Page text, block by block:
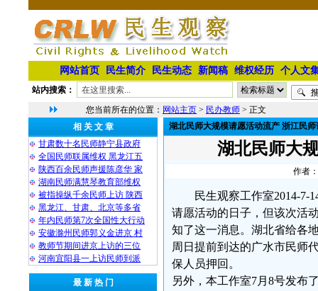
网站首页 民生简介 民生动态 新闻稿 维权经历 个人文
站内搜索：
您当前所在的位置： 网站主页 > 民办教师 > 正文
相 关 文 章
甘肃数十名民师静宁县政府
全国民师联属维权 黑龙江五
陕西百余民师声援陈彦华 家
湖南民师满慧琴教育部维权
被指操纵千余民师上访 陕西
黑龙江、甘肃、北京等多省
年内民师第7次全国性大行动
安徽滁州民师郭义金进京 村
教师节期间进京上访的三位
河南宜阳县一上访民师到派
最 新 热 门
湖北民师大规模请愿活动流产 浙江民
湖北民师大
作者
民生观察工作室2014-7-
请愿活动的日子，但该次活
知了这一消息。湖北省给各
周日提前到达的广水市民师
保人员押回。
另外，本工作室7月8号发布